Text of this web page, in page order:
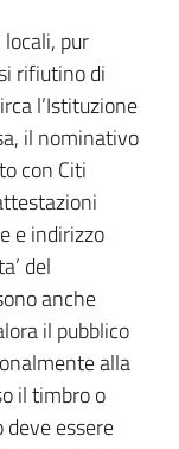
pur
rifiutino di
l’Istituzione
il nominativo
con Citi
e indirizzo
del
anche
il pubblico
alla
il timbro o
essere